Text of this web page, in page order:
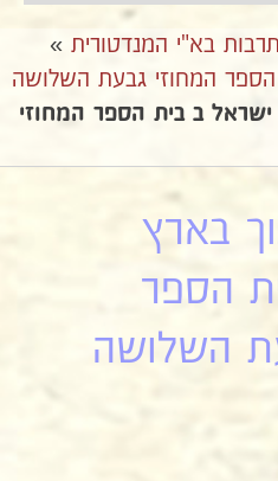
בא"י המנדטורית »
המחוזי גבעת השלושה
ישראל ב בית הספר המחוזי
בארץ
הספר
השלושה